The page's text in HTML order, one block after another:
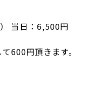
当日：6,500円
600円頂きます。